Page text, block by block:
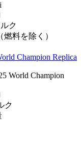
ク
料を除く）
Champion Replica
World Champion
ク